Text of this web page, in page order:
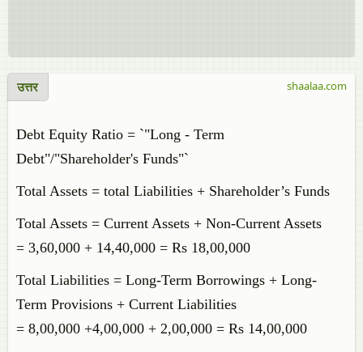
उत्तर
Debt Equity Ratio = `"Long - Term
Debt"/"Shareholder's Funds"`
Total Assets = total Liabilities + Shareholder’s Funds
Total Assets = Current Assets + Non-Current Assets
= 3,60,000 + 14,40,000 = Rs 18,00,000
Total Liabilities = Long-Term Borrowings + Long-
Term Provisions + Current Liabilities
= 8,00,000 +4,00,000 + 2,00,000 = Rs 14,00,000
shaalaa.com